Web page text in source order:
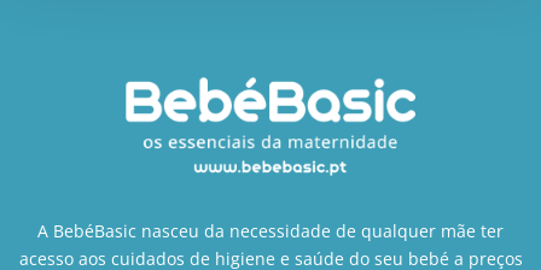
A BebéBasic nasceu da necessidade de qualquer mãe ter
acesso aos cuidados de higiene e saúde do seu bebé a preços